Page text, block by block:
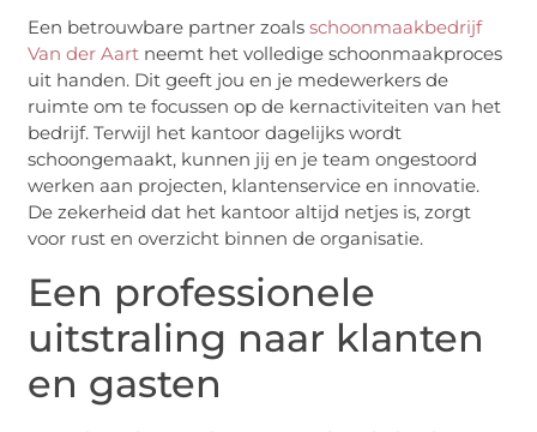
Een betrouwbare partner zoalsschoonmaakbedrijf
Van der Aart neemt het volledige schoonmaakproces
uit handen. Dit geeft jou en je medewerkers de
ruimte om te focussen op de kernactiviteiten van het
bedrijf. Terwijl het kantoor dagelijks wordt
schoongemaakt, kunnen jij en je team ongestoord
werken aan projecten, klantenservice en innovatie.
De zekerheid dat het kantoor altijd netjes is, zorgt
voor rust en overzicht binnen de organisatie.
Een professionele
uitstraling naar klanten
en gasten